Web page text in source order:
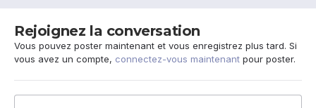
Rejoignez la conversation
Vous pouvez poster maintenant et vous enregistrez plus tard. Si
vous avez un compte, connectez-vous maintenant pour poster.